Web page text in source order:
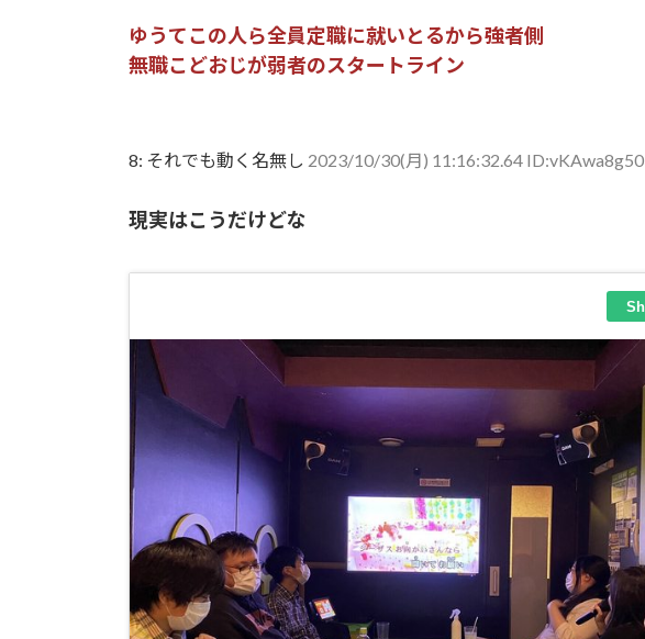
ゆうてこの人ら全員定職に就いとるから強者側
無職こどおじが弱者のスタートライン
8: それでも動く名無し 2023/10/30(月) 11:16:32.64 ID:vKAwa8g50
現実はこうだけどな